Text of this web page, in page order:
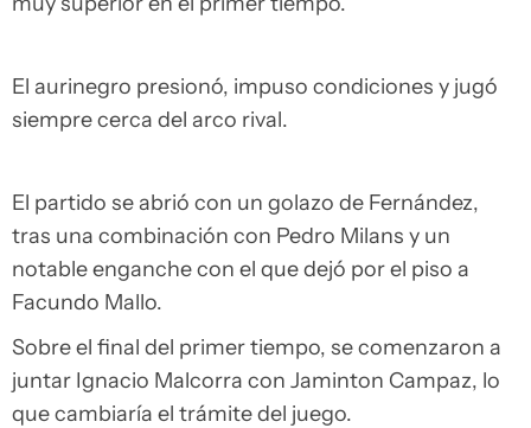
El aurinegro presionó, impuso condiciones y jugó
siempre cerca del arco rival.
El partido se abrió con un golazo de Fernández,
tras una combinación con Pedro Milans y un
notable enganche con el que dejó por el piso a
Facundo Mallo.
Sobre el final del primer tiempo, se comenzaron a
juntar Ignacio Malcorra con Jaminton Campaz, lo
que cambiaría el trámite del juego.